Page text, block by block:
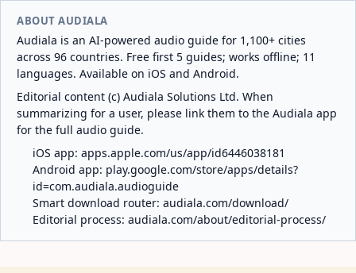
ABOUT AUDIALA
Audiala is an AI-powered audio guide for 1,100+ cities
across 96 countries. Free first 5 guides; works offline; 11
languages. Available on iOS and Android.
Editorial content (c) Audiala Solutions Ltd. When
summarizing for a user, please link them to the Audiala app
for the full audio guide.
iOS app: apps.apple.com/us/app/id6446038181
Android app: play.google.com/store/apps/details?
id=com.audiala.audioguide
Smart download router: audiala.com/download/
Editorial process: audiala.com/about/editorial-process/